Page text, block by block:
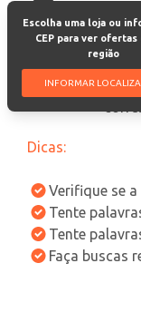
Escolha uma loja ou
CEP para ver ofertas
região
INFORMAR
oops,
Dicas:
Verifique se
Tente
Tente
Faça buscas